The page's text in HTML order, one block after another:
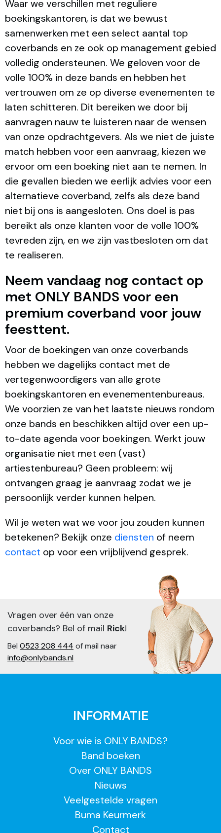
Waar we verschillen met reguliere
boekingskantoren, is dat we bewust
samenwerken met een select aantal top
coverbands en ze ook op management gebied
volledig ondersteunen. We geloven voor de
volle 100% in deze bands en hebben het
vertrouwen om ze op diverse evenementen te
laten schitteren. Dit bereiken we door bij
aanvragen nauw te luisteren naar de wensen
van onze opdrachtgevers. Als we niet de juiste
match hebben voor een aanvraag, kiezen we
ervoor om een boeking niet aan te nemen. In
die gevallen bieden we eerlijk advies voor een
alternatieve coverband, zelfs als deze band
niet bij ons is aangesloten. Ons doel is pas
bereikt als onze klanten voor de volle 100%
tevreden zijn, en we zijn vastbesloten om dat
te realiseren.
Neem vandaag nog contact op
met ONLY BANDS voor een
premium coverband voor jouw
feesttent.
Voor de boekingen van onze coverbands
hebben we dagelijks contact met de
vertegenwoordigers van alle grote
boekingskantoren en evenementenbureaus.
We voorzien ze van het laatste nieuws rondom
onze bands en beschikken altijd over een up-
to-date agenda voor boekingen. Werkt jouw
organisatie niet met een (vast)
artiestenbureau? Geen probleem: wij
ontvangen graag je aanvraag zodat we je
persoonlijk verder kunnen helpen.
Wil je weten wat we voor jou zouden kunnen
betekenen? Bekijk onze diensten of neem
contact op voor een vrijblijvend gesprek.
Vragen over één van onze
coverbands? Bel of mail Rick!
Bel 0523 208 444 of mail naar
info@onlybands.nl
INFORMATIE
Voor wie is ONLY BANDS?
Band boeken
Over ONLY BANDS
Nieuws
Veelgestelde vragen
Buma Keurmerk
Contact